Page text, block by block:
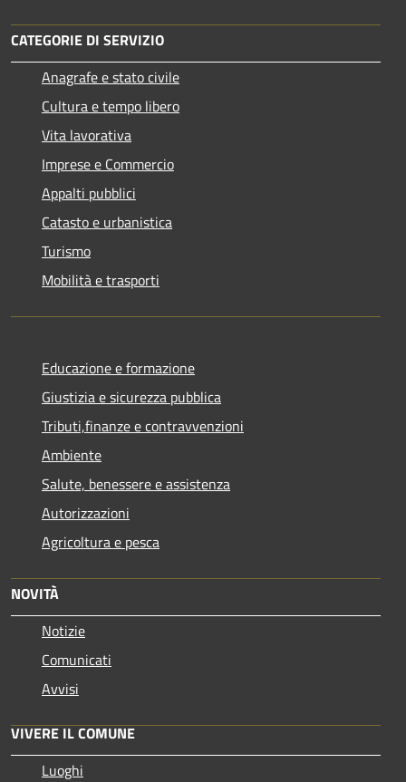
CATEGORIE DI SERVIZIO
Anagrafe e stato civile
Cultura e tempo libero
Vita lavorativa
Imprese e Commercio
Appalti pubblici
Catasto e urbanistica
Turismo
Mobilità e trasporti
Educazione e formazione
Giustizia e sicurezza pubblica
Tributi,finanze e contravvenzioni
Ambiente
Salute, benessere e assistenza
Autorizzazioni
Agricoltura e pesca
NOVITÀ
Notizie
Comunicati
Avvisi
VIVERE IL COMUNE
Luoghi